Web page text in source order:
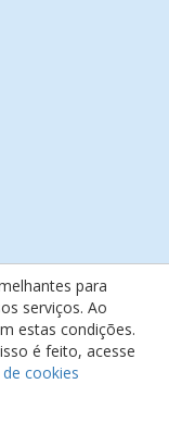
para
serviços. Ao
estas condições.
é feito, acesse
cookies